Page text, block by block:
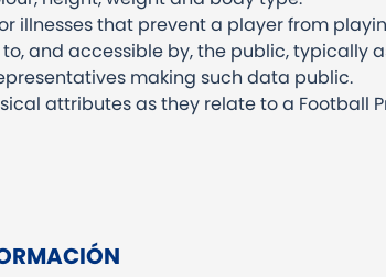
illnesses that prevent a player from
and accessible by, the public, typically
making such data public.
attributes as they relate to a Football